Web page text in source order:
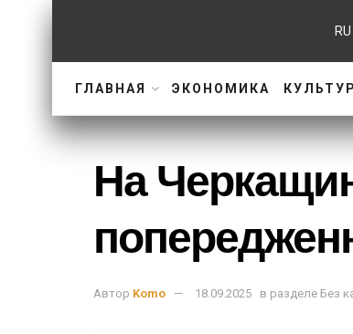
RU
ГЛАВНАЯ ЭКОНОМИКА
На
Автор Komo 18.09.2025 в разделе Без